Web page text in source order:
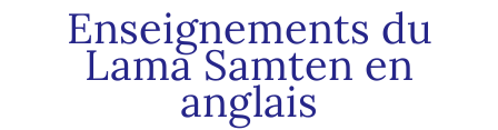
Enseignements du
Lama Samten en
anglais